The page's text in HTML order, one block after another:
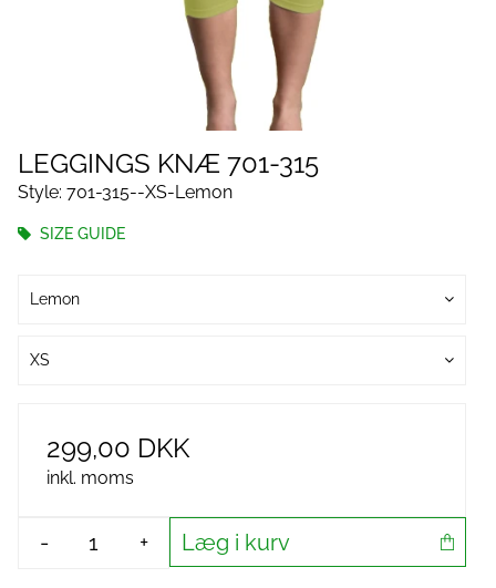
LEGGINGS KNÆ 701-315
Style: 701-315--XS-Lemon
SIZE GUIDE
Lemon
XS
299,00 DKK
inkl. moms
- + Læg i kurv